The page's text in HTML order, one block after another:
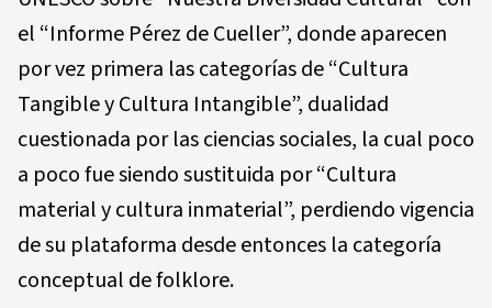
el “Informe Pérez de Cueller”, donde aparecen
por vez primera las categorías de “Cultura
Tangible y Cultura Intangible”, dualidad
cuestionada por las ciencias sociales, la cual poco
a poco fue siendo sustituida por “Cultura
material y cultura inmaterial”, perdiendo vigencia
de su plataforma desde entonces la categoría
conceptual de folklore.